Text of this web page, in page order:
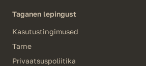
Taganen lepingust
Kasutustingimused
Tarne
Privaatsuspoliitika